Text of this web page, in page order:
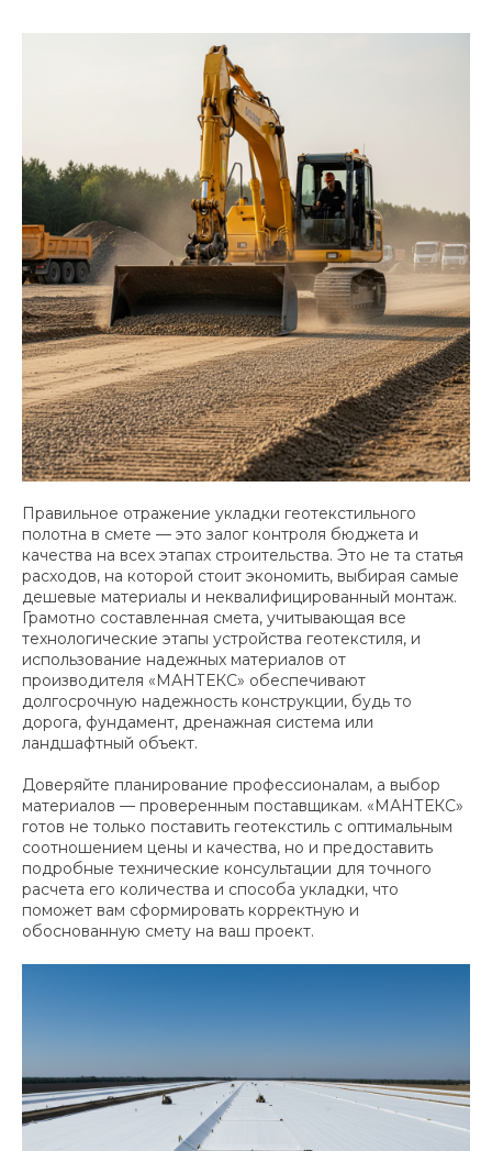
Правильное отражение укладки геотекстильного
полотна в смете — это залог контроля бюджета и
качества на всех этапах строительства. Это не та статья
расходов, на которой стоит экономить, выбирая самые
дешевые материалы и неквалифицированный монтаж.
Грамотно составленная смета, учитывающая все
технологические этапы устройства геотекстиля, и
использование надежных материалов от
производителя «МАНТЕКС» обеспечивают
долгосрочную надежность конструкции, будь то
дорога, фундамент, дренажная система или
ландшафтный объект.
Доверяйте планирование профессионалам, а выбор
материалов — проверенным поставщикам. «МАНТЕКС»
готов не только поставить геотекстиль с оптимальным
соотношением цены и качества, но и предоставить
подробные технические консультации для точного
расчета его количества и способа укладки, что
поможет вам сформировать корректную и
обоснованную смету на ваш проект.